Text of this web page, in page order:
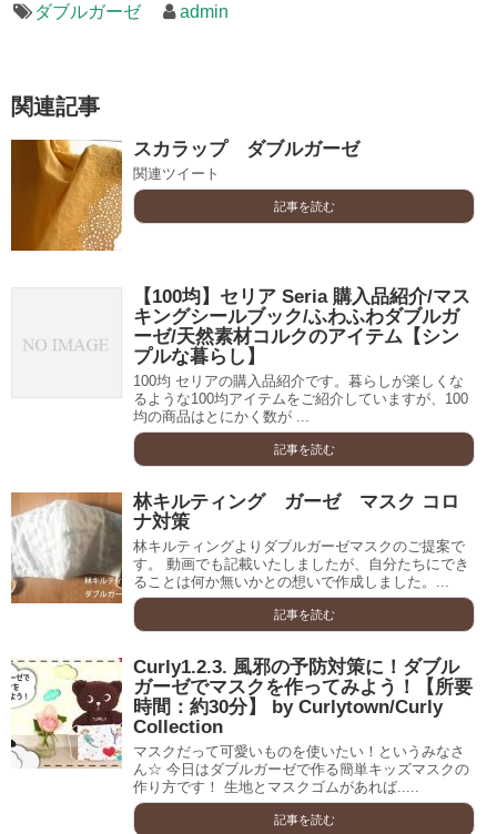
ダブルガーゼ admin
関連記事
スカラップ ダブルガーゼ
関連ツイート
記事を読む
【100均】セリア Seria 購入品紹介/マス
キングシールブック/ふわふわダブルガ
ーゼ/天然素材コルクのアイテム【シン
プルな暮らし】
100均 セリアの購入品紹介です。暮らしが楽しくな
るような100均アイテムをご紹介していますが、100
均の商品はとにかく数が ...
記事を読む
林キルティング ガーゼ マスク コロ
ナ対策
林キルティングよりダブルガーゼマスクのご提案で
す。 動画でも記載いたしましたが、自分たちにでき
ることは何か無いかとの想いで作成しました。...
記事を読む
Curly1.2.3. 風邪の予防対策に！ダブル
ガーゼでマスクを作ってみよう！【所要
時間：約30分】 by Curlytown/Curly
Collection
マスクだって可愛いものを使いたい！というみなさ
ん☆ 今日はダブルガーゼで作る簡単キッズマスクの
作り方です！ 生地とマスクゴムがあれば.....
記事を読む